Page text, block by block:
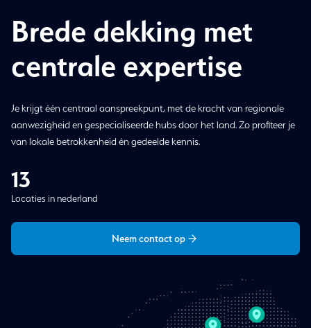
Brede dekking met
centrale expertise
Je krijgt één centraal aanspreekpunt, met de kracht van regionale
aanwezigheid en gespecialiseerde hubs door het land. Zo profiteer je
van lokale betrokkenheid én gedeelde kennis.
13
Locaties in nederland
Neem contact op